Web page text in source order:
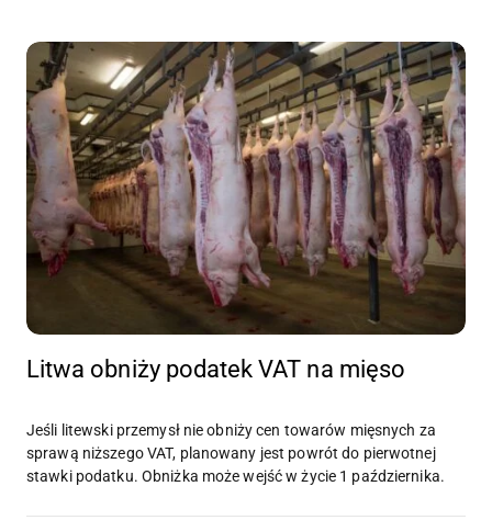
Litwa obniży podatek VAT na mięso
Jeśli litewski przemysł nie obniży cen towarów mięsnych za
sprawą niższego VAT, planowany jest powrót do pierwotnej
stawki podatku. Obniżka może wejść w życie 1 października.